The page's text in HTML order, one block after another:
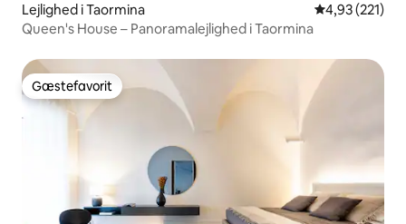
Lejlighed i Taormina 4,93 ud af 5 i
4,93 (221)
Queen's House – Panoramalejlighed i Taormina
Gæstefavorit
Gæstefavorit